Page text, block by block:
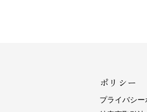
ポリシー
プライバシ